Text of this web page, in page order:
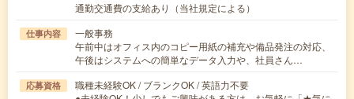
通勤交通費の支給あり（当社規定による）
仕事内容
一般事務
午前中はオフィス内のコピー用紙の補充や備品発注の対応、
午後はシステムへの簡単なデータ入力や、社員さん…
応募資格
職種未経験OK / ブランクOK / 英語力不要